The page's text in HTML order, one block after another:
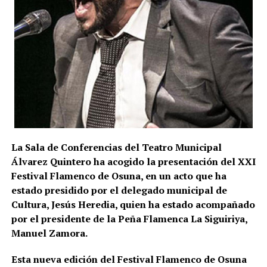
durante los ejercicios fiscales comprendidos entre
2018 y 2025. La cifra, advierten los investigadores,
todavía podría aumentar a medida que se estudie la
documentación intervenida.
Registros en La Puebla de Cazalla
La conexión con La Puebla no es meramente
territorial. La fase operativa se desarrolló el pasado
registros en sociedades mercantiles situadas en La
Puebla de Cazalla, Valencia, Badajoz y Córdoba,
además del registro de un domicilio particular en La
Puebla de Cazalla. La información oficial no precisa,
al menos por ahora, cuántas de las nueve empresas
registradas se encontraban concretamente en el
municipio sevillano, por lo que no sería correcto
La Sala de Conferencias del Teatro Municipal
Álvarez Quintero ha acogido la presentación del XXI
Festival Flamenco de Osuna, en un acto que ha
estado presidido por el delegado municipal de
Cultura, Jesús Heredia, quien ha estado acompañado
por el presidente de la Peña Flamenca La Siguiriya,
Manuel Zamora.
Esta nueva edición del Festival Flamenco de Osuna